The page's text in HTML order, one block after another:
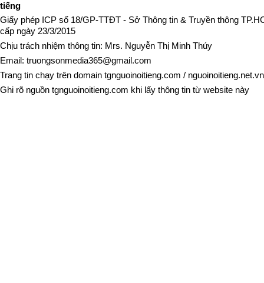
tiếng
Giấy phép ICP số 18/GP-TTĐT - Sở Thông tin & Truyền thông
cấp ngày 23/3/2015
Chịu trách nhiệm thông tin: Mrs. Nguyễn Thị Minh Thúy
Email: truongsonmedia365@gmail.com
Trang tin chạy trên domain tgnguoinoitieng.com / nguoinoitieng.net.vn
Ghi rõ nguồn tgnguoinoitieng.com khi lấy thông tin từ website này